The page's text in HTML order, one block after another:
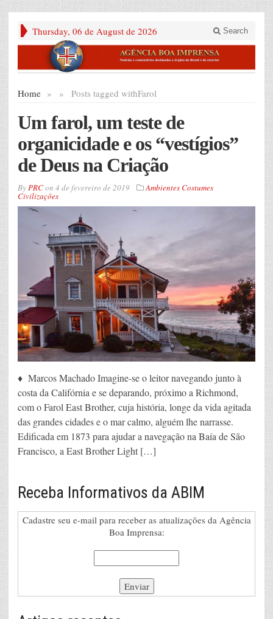
Thursday, 06 de August de 2026 Search
Home » Posts tagged with
» Farol
Um farol, um teste de
organicidade e os “vestígios”
de Deus na Criação
ByPRCon 4 de fevereiro de 2019 Ambientes Costumes
Civilizações
♦ Marcos Machado Imagine-se o leitor navegando junto à
costa da Califórnia e se deparando, próximo a Richmond,
com o Farol East Brother, cuja história, longe da vida agitada
das grandes cidades e o mar calmo, alguém lhe narrasse.
Edificada em 1873 para ajudar a navegação na Baía de São
Francisco, a East Brother Light […]
Receba Informativos da ABIM
Cadastre seu e-mail para receber as atualizações da Agência
Boa Imprensa: